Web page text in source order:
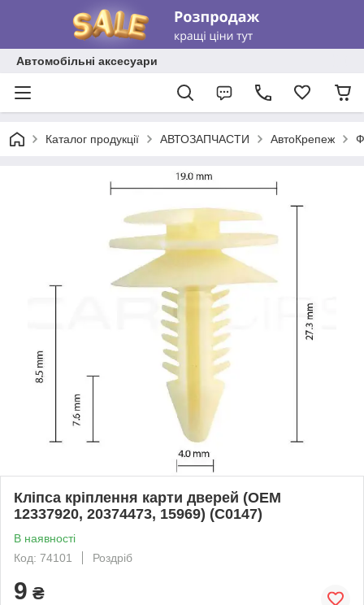
Автомобільні аксесуари
Каталог продукції АВТОЗАПЧАСТИ АвтоКрепеж
Кліпса кріплення карти дверей (OEM
12337920, 20374473, 15969) (C0147)
В наявності
Код: 74101
Роздріб
9 ₴